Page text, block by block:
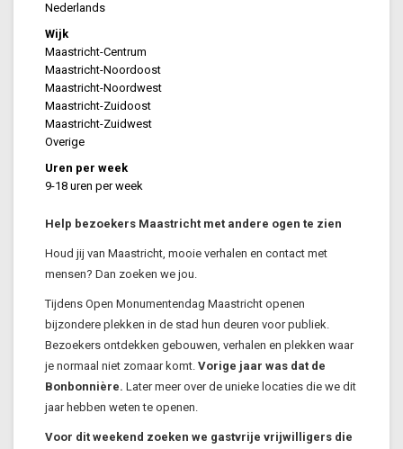
Nederlands
Wijk
Maastricht-Centrum
Maastricht-Noordoost
Maastricht-Noordwest
Maastricht-Zuidoost
Maastricht-Zuidwest
Overige
Uren per week
9-18 uren per week
Help bezoekers Maastricht met andere ogen te zien
Houd jij van Maastricht, mooie verhalen en contact met
mensen? Dan zoeken we jou.
Tijdens Open Monumentendag Maastricht openen
bijzondere plekken in de stad hun deuren voor publiek.
Bezoekers ontdekken gebouwen, verhalen en plekken waar
je normaal niet zomaar komt. Vorige jaar was dat de
Bonbonnière. Later meer over de unieke locaties die we dit
jaar hebben weten te openen.
Voor dit weekend zoeken we gastvrije vrijwilligers die